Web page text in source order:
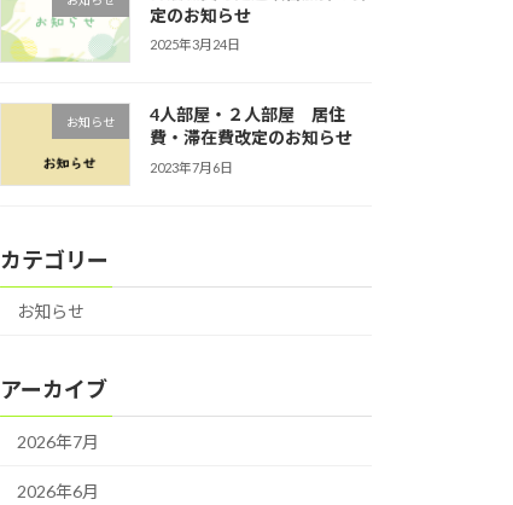
定のお知らせ
2025年3月24日
お知らせ
4人部屋・２人部屋 居住
費・滞在費改定のお知らせ
2023年7月6日
カテゴリー
お知らせ
アーカイブ
2026年7月
2026年6月